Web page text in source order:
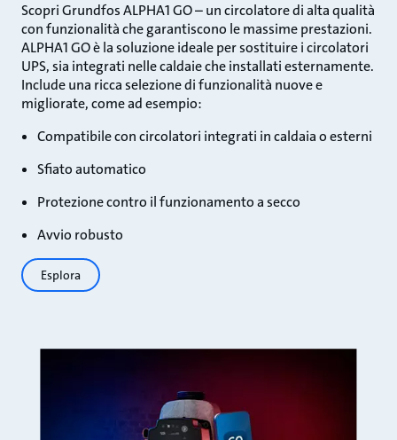
Scopri Grundfos ALPHA1 GO – un circolatore di alta qualità
con funzionalità che garantiscono le massime prestazioni.
ALPHA1 GO è la soluzione ideale per sostituire i circolatori
UPS, sia integrati nelle caldaie che installati esternamente.
Include una ricca selezione di funzionalità nuove e
migliorate, come ad esempio:
Compatibile con circolatori integrati in caldaia o esterni
Sfiato automatico
Protezione contro il funzionamento a secco
Avvio robusto
Esplora